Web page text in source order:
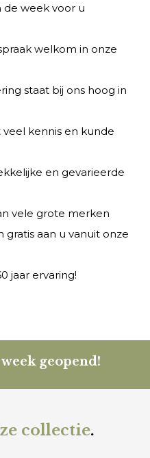
de week voor u
welkom in onze
staat bij ons hoog in
kennis en kunde
en gevarieerde
vele grote merken
gratis aan u vanuit onze
jaar ervaring!
geopend!
collectie.